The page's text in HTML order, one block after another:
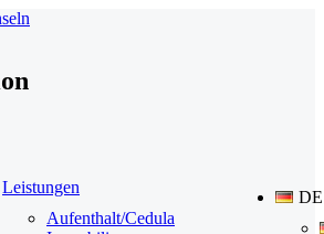
Leistungen
Aufenthalt/Cedula
DE